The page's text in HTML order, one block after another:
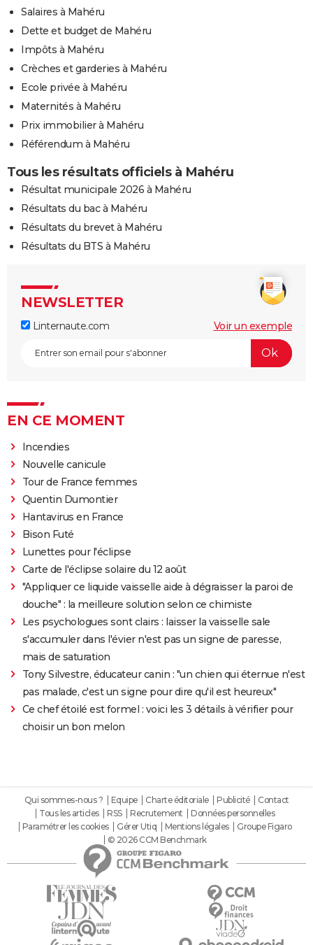
Salaires à Mahéru
Dette et budget de Mahéru
Impôts à Mahéru
Crèches et garderies à Mahéru
Ecole privée à Mahéru
Maternités à Mahéru
Prix immobilier à Mahéru
Référendum à Mahéru
Tous les résultats officiels à Mahéru
Résultat municipale 2026 à Mahéru
Résultats du bac à Mahéru
Résultats du brevet à Mahéru
Résultats du BTS à Mahéru
NEWSLETTER
Linternaute.com Voir un exemple
EN CE MOMENT
Incendies
Nouvelle canicule
Tour de France femmes
Quentin Dumontier
Hantavirus en France
Bison Futé
Lunettes pour l'éclipse
Carte de l'éclipse solaire du 12 août
"Appliquer ce liquide vaisselle aide à dégraisser la paroi de
douche" : la meilleure solution selon ce chimiste
Les psychologues sont clairs : laisser la vaisselle sale
s'accumuler dans l'évier n'est pas un signe de paresse,
mais de saturation
Tony Silvestre, éducateur canin : "un chien qui éternue n'est
pas malade, c'est un signe pour dire qu'il est heureux"
Ce chef étoilé est formel : voici les 3 détails à vérifier pour
choisir un bon melon
Qui sommes-nous ? Equipe Charte éditoriale Publicité
Contact
Tous les articles
RSS Recrutement
Données personnelles
Paramétrer les cookies
Gérer Utiq Mentions légales
Groupe Figaro
© 2026 CCM Benchmark